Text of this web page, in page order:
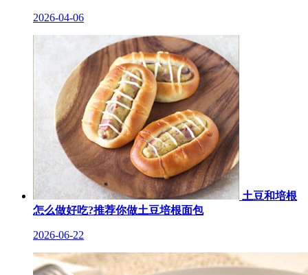
2026-04-06
土豆和培根
怎么做好吃?推荐你做土豆培根面包
2026-06-22